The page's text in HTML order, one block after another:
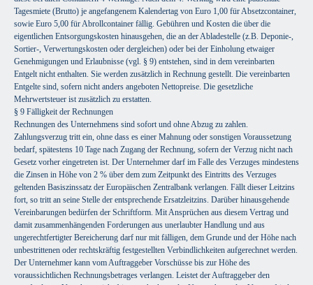
Tagesmiete (Brutto) je angefangenem Kalendertag von Euro 1,00 für Absetzcontainer,
sowie Euro 5,00 für Abrollcontainer fällig. Gebühren und Kosten die über die
eigentlichen Entsorgungskosten hinausgehen, die an der Abladestelle (z.B. Deponie-,
Sortier-, Verwertungskosten oder dergleichen) oder bei der Einholung etwaiger
Genehmigungen und Erlaubnisse (vgl. § 9) entstehen, sind in dem vereinbarten
Entgelt nicht enthalten. Sie werden zusätzlich in Rechnung gestellt. Die vereinbarten
Entgelte sind, sofern nicht anders angeboten Nettopreise. Die gesetzliche
Mehrwertsteuer ist zusätzlich zu erstatten.
§ 9 Fälligkeit der Rechnungen
Rechnungen des Unternehmens sind sofort und ohne Abzug zu zahlen.
Zahlungsverzug tritt ein, ohne dass es einer Mahnung oder sonstigen Voraussetzung
bedarf, spätestens 10 Tage nach Zugang der Rechnung, sofern der Verzug nicht nach
Gesetz vorher eingetreten ist. Der Unternehmer darf im Falle des Verzuges mindestens
die Zinsen in Höhe von 2 % über dem zum Zeitpunkt des Eintritts des Verzuges
geltenden Basiszinssatz der Europäischen Zentralbank verlangen. Fällt dieser Leitzins
fort, so tritt an seine Stelle der entsprechende Ersatzleitzins. Darüber hinausgehende
Vereinbarungen bedürfen der Schriftform. Mit Ansprüchen aus diesem Vertrag und
damit zusammenhängenden Forderungen aus unerlaubter Handlung und aus
ungerechtfertigter Bereicherung darf nur mit fälligen, dem Grunde und der Höhe nach
unbestrittenen oder rechtskräftig festgestellten Verbindlichkeiten aufgerechnet werden.
Der Unternehmer kann vom Auftraggeber Vorschüsse bis zur Höhe des
voraussichtlichen Rechnungsbetrages verlangen. Leistet der Auftraggeber den